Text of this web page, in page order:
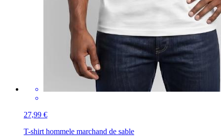
27,99 €
T-shirt hommele marchand de sable